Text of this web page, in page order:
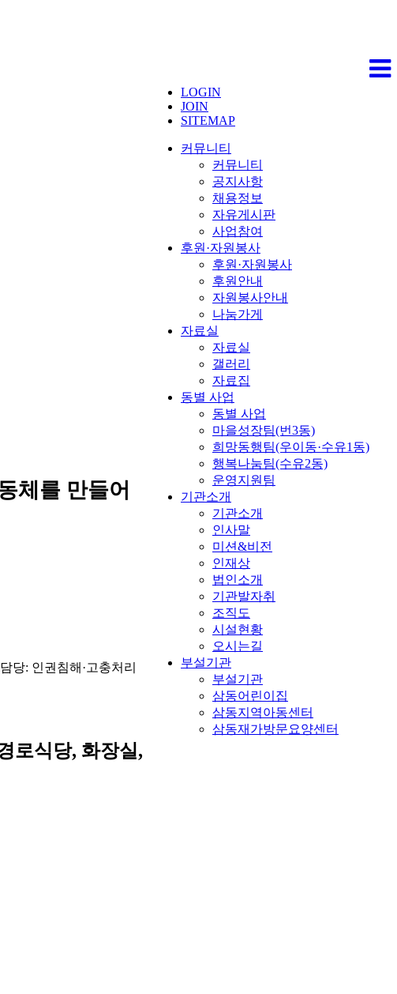
LOGIN
JOIN
SITEMAP
커뮤니티
커뮤니티
공지사항
채용정보
자유게시판
사업참여
후원·자원봉사
후원·자원봉사
후원안내
자원봉사안내
나눔가게
자료실
자료실
갤러리
자료집
동별 사업
동별 사업
마을성장팀(번3동)
희망동행팀(우이동·수유1동)
행복나눔팀(수유2동)
운영지원팀
기관소개
기관소개
인사말
미션&비전
인재상
법인소개
기관발자취
조직도
시설현황
오시는길
부설기관
부설기관
삼동어린이집
삼동지역아동센터
삼동재가방문요양센터
체를 만들어
당: 인권침해·고충처리
로식당, 화장실,